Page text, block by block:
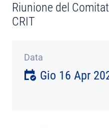
NOTIZIE
CONTATTI
Riunione del
CRIT
Data
Gio 16 Apr